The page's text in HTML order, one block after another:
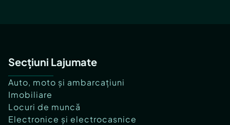
Secțiuni Lajumate
Auto, moto și ambarcațiuni
Imobiliare
Locuri de muncă
Electronice și electrocasnice